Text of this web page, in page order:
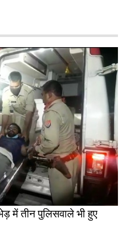
में तीन पुलिसवाले भी हुए